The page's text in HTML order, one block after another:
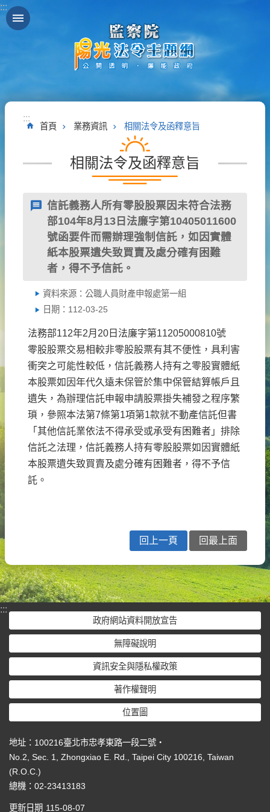
跳到主要內容區塊
:::
:::
首頁 業務資訊 相關法令及函釋意旨
相關法令及函釋意旨
信託義務人所有零股股票因未符合法務
部104年8月13日法廉字第10405011600
號函要件而需辦理強制信託，如因實體
紙本股票遺失致買賣及處分確有困難
者，得不予信託。
資料來源：公職人員財產申報處第一組
日期：112-03-25
法務部112年2月20日法廉字第11205000810號
零股股票交易相較非零股股票有其不便性，具利害
衝突之可能性較低，信託義務人持有之零股實體紙
本股票如因年代久遠未保管於集中保管結算帳戶且
遺失，為辦理信託申報申請股票掛失補發之程序繁
瑣，參照本法第7條第1項第1款就不動產信託但書
「其他信託業依法不得承受或承受有困難者」排除
信託之法理，信託義務人持有零股股票如因實體紙
本股票遺失致買賣及處分確有困難者，得不予信
託。
回上一頁 回最上面
:::
政府網站資料開放宣告
無障礙說明
資訊安全與隱私權政策
著作權聲明
位置圖
地址：100216臺北市忠孝東路一段二號‧
No.2, Sec. 1, Zhongxiao E. Rd., Taipei City 100216, Taiwan
(R.O.C.)
總機：02-23413183
更新日期 115-08-07